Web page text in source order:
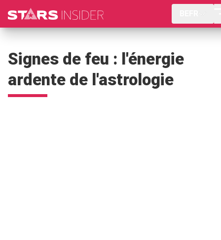
Signes de feu : l'énergie
ardente de l'astrologie